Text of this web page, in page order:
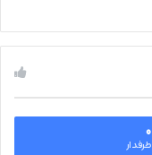
۰
طرفدار